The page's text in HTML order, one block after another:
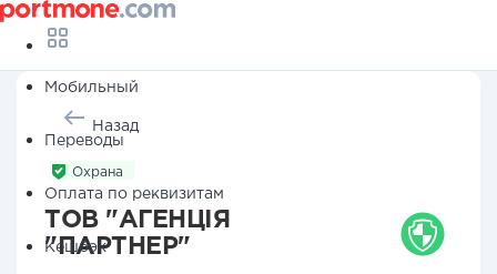
Мобильный
Переводы
Оплата по реквизитам
Кешбэк
Назад
Охрана
ТОВ "АГЕНЦІЯ
"ПАРТНЕР"